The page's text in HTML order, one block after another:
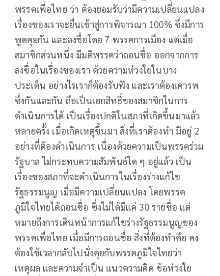
พรรคเพื่อไทย ว่า ต้องยอมรับว่ามีความเปลี่ยนแปลง
เรื่องของเราจะยื่นเข้าสู่การพิจารณา 100% ซึ่งมีการ
พูดคุยกัน และลงชื่อโดย 7 พรรคการเมือง แต่เมื่อ
สมาชิกส่วนหนึ่ง มีมติพรรคว่าถอนชื่อ ออกจากการ
ลงชื่อในเรื่องของเรา ด้วยความห่วงใยในบาง
ประเด็น อย่างไรเราก็ต้องรับฟัง และเราต้องเคารพ
ซึ่งกันและกัน ถือเป็นเอกสิทธิ์ของสมาชิกในการ
ดำเนินการได้ เป็นเรื่องปกติในสภาที่เกิดขึ้นมาแล้ว
หลายครั้ง เมื่อเกิดเหตุขึ้นมา สิ่งที่เราต้องทำ มีอยู่ 2
อย่างที่ต้องดำเนินการ เนื่องด้วยความเป็นพรรคร่วม
รัฐบาล ไม่กระทบความสัมพันธ์ใด ๆ อยู่แล้ว เป็น
เรื่องของสภาที่จะดำเนินการในเรื่องร่างแก้ไข
รัฐธรรมนูญ เมื่อมีความเปลี่ยนแปลง โดยพรรค
ภูมิใจไทยได้ถอนชื่อ ซึ่งไม่ได้มีแค่ 30 รายชื่อ แต่
หมายถึงการเดินหน้าการแก้ไขร่างรัฐธรรมนูญของ
พรรคเพื่อไทย เมื่อมีการถอนชื่อ สิ่งที่ต้องทำคือ คง
ต้องใช้เวลากลับไปนั่งคุยกับพรรคภูมิใจไทยว่า
เหตุผล และความจำเป็น แนวความคิด ข้อห่วงใย